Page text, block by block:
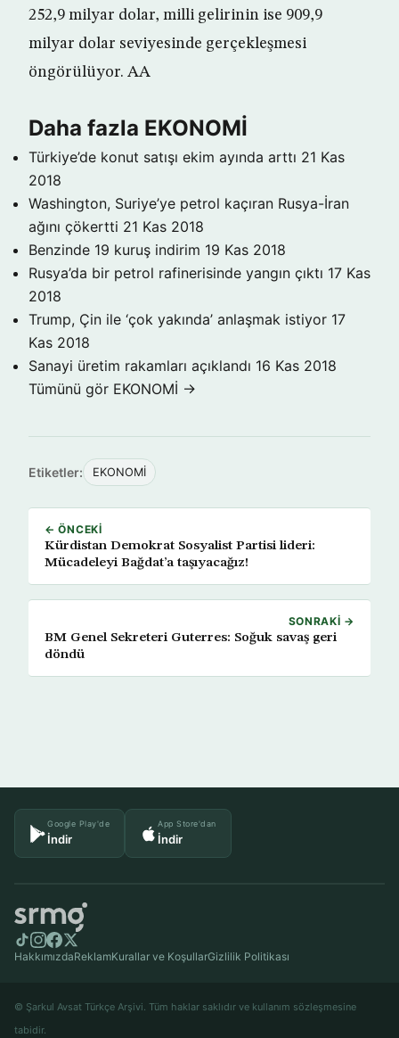
252,9 milyar dolar, milli gelirinin ise 909,9
milyar dolar seviyesinde gerçekleşmesi
öngörülüyor. AA
Daha fazla EKONOMİ
Türkiye’de konut satışı ekim ayında arttı 21 Kas
2018
Washington, Suriye’ye petrol kaçıran Rusya-İran
ağını çökertti 21 Kas 2018
Benzinde 19 kuruş indirim 19 Kas 2018
Rusya’da bir petrol rafinerisinde yangın çıktı 17 Kas
2018
Trump, Çin ile ‘çok yakında’ anlaşmak istiyor 17
Kas 2018
Sanayi üretim rakamları açıklandı 16 Kas 2018
Tümünü gör EKONOMİ →
Etiketler: EKONOMİ
← ÖNCEKI
Kürdistan Demokrat Sosyalist Partisi lideri:
Mücadeleyi Bağdat’a taşıyacağız!
SONRAKI →
BM Genel Sekreteri Guterres: Soğuk savaş geri
döndü
Google Play'de
İndir
App Store'dan
İndir
HakkımızdaReklamKurallar ve KoşullarGizlilik Politikası
© Şarkul Avsat Türkçe Arşivi. Tüm haklar saklıdır ve kullanım sözleşmesine
tabidir.